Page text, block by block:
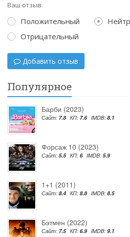
Ваш отзыв
Положительный
Отрицательный
Добавить отзыв
Популярное
Барби (2023)
Сайт: 7.8 КП: 7.6 IMDB: 8.1
Форсаж 10 (2023)
Сайт: 5.5 КП: 6 IMDB: 5.9
1+1 (2011)
Сайт: 8.4 КП: 8.8 IMDB: 8.5
Бэтмен (2022)
Сайт: 7.5 КП: 6.9 IMDB: 9.1